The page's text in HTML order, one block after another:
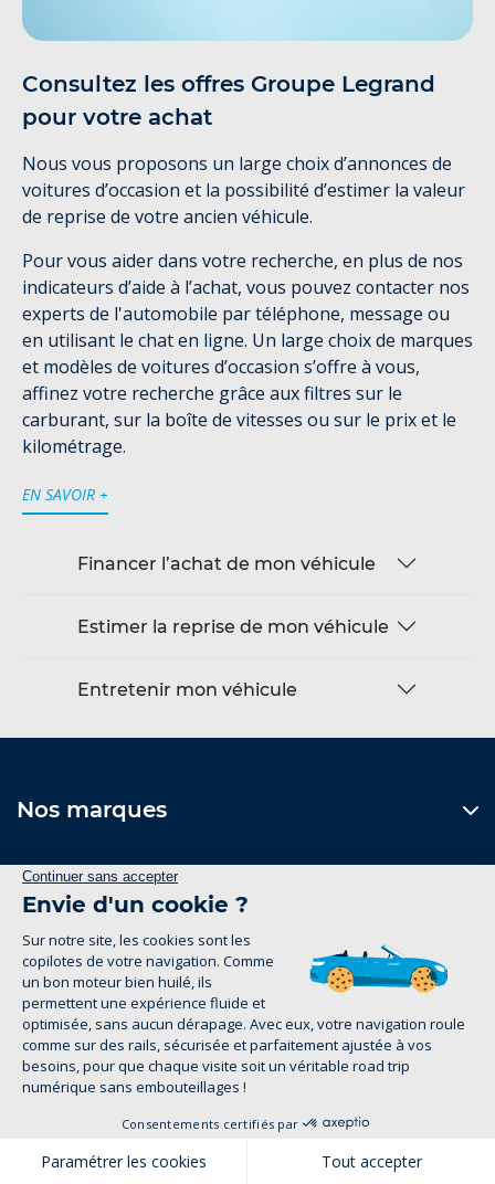
Consultez les offres Groupe Legrand
pour votre achat
Nous vous proposons un large choix d’annonces de
voitures d’occasion et la possibilité d’estimer la valeur
de reprise de votre ancien véhicule.
Pour vous aider dans votre recherche, en plus de nos
indicateurs d’aide à l’achat, vous pouvez contacter nos
experts de l'automobile par téléphone, message ou
en utilisant le chat en ligne. Un large choix de marques
et modèles de voitures d’occasion s’offre à vous,
affinez votre recherche grâce aux filtres sur le
carburant, sur la boîte de vitesses ou sur le prix et le
kilométrage.
EN SAVOIR +
Financer l’achat de mon véhicule
Estimer la reprise de mon véhicule
Entretenir mon véhicule
Nos marques
Le Groupe
Nos services
Nos concessions
Contactez-nous
Formulaire de contact
1